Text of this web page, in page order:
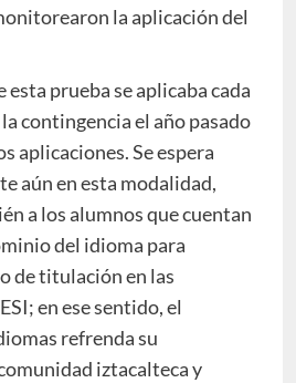
la aplicación del
esta prueba se aplicaba cada
contingencia el año pasado
aplicaciones. Se espera
aún en esta modalidad,
a los alumnos que cuentan
del idioma para
de titulación en las
en ese sentido, el
refrenda su
iztacalteca y